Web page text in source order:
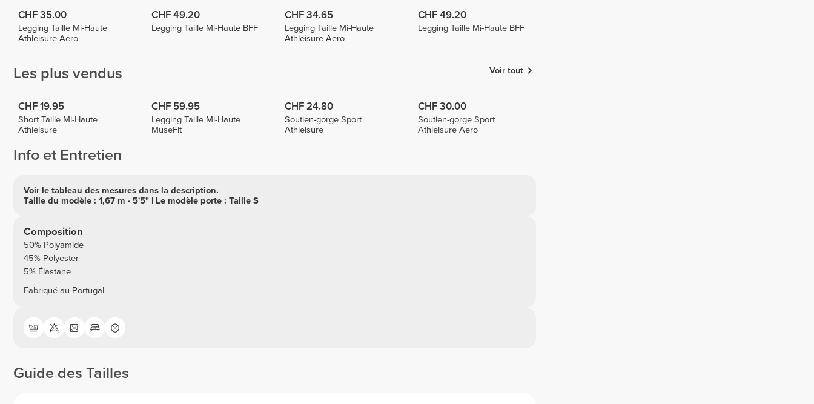
CHF 35.00
Legging Taille Mi-Haute
Athleisure Aero
CHF 49.20
Legging Taille Mi-Haute BFF
CHF 34.65
Legging Taille Mi-Haute
Athleisure Aero
CHF 49.20
Legging Taille Mi-Haute BFF
Les plus vendus Voir tout
CHF 19.95
Short Taille Mi-Haute
Athleisure
CHF 59.95
Legging Taille Mi-Haute
MuseFit
CHF 24.80
Soutien-gorge Sport
Athleisure
CHF 30.00
Soutien-gorge Sport
Athleisure Aero
Info et Entretien
Voir le tableau des mesures dans la description.
Taille du modèle : 1,67 m - 5'5" | Le modèle porte : Taille S
Composition
50% Polyamide
45% Polyester
5% Élastane
Fabriqué au Portugal
Guide des Tailles